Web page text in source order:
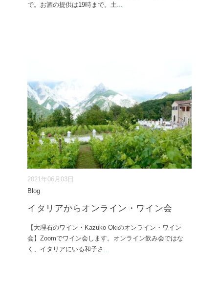
で。お酒の提供は19時まで。土
2021年06月03日
Blog
イタリアからオンライン・ワイン会
【大理石のワイン・Kazuko Okiのオンライン・ワイン
会】Zoomでワイン会します。オンライン飲み会ではな
く、イタリアにいる和子さ